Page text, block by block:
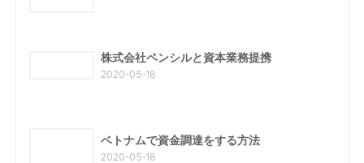
株式会社ペンシルと資本業務提携
2020-05-18
ベトナムで資金調達をする方法
2020-05-18